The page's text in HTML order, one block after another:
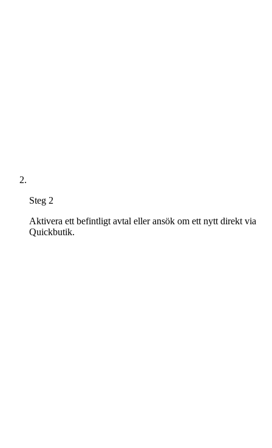
Steg 2
Aktivera ett befintligt avtal eller ansök om ett nytt direkt via
Quickbutik.